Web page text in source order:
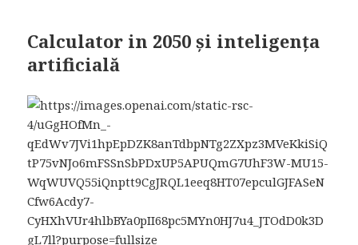
Calculator in 2050 și inteligența
artificială